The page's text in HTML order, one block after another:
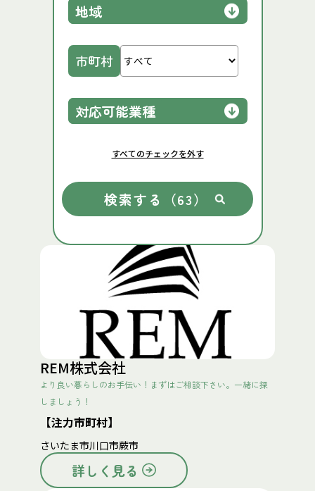
地域
市町村
対応可能業種
すべてのチェックを外す
REM株式会社
より良い暮らしのお手伝い！まずはご相談下さい。一緒に探
しましょう！
【注力市町村】
さいたま市川口市蕨市
詳しく見る